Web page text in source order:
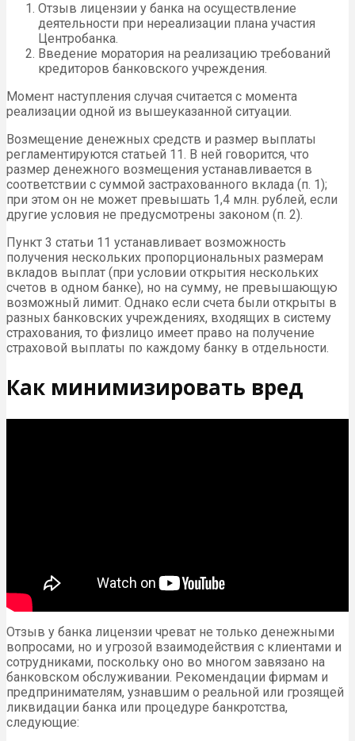
Отзыв лицензии у банка на осуществление
деятельности при нереализации плана участия
Центробанка.
Введение моратория на реализацию требований
кредиторов банковского учреждения.
Момент наступления случая считается с момента
реализации одной из вышеуказанной ситуации.
Возмещение денежных средств и размер выплаты
регламентируются статьей 11. В ней говорится, что
размер денежного возмещения устанавливается в
соответствии с суммой застрахованного вклада (п. 1);
при этом он не может превышать 1,4 млн. рублей, если
другие условия не предусмотрены законом (п. 2).
Пункт 3 статьи 11 устанавливает возможность
получения нескольких пропорциональных размерам
вкладов выплат (при условии открытия нескольких
счетов в одном банке), но на сумму, не превышающую
возможный лимит. Однако если счета были открыты в
разных банковских учреждениях, входящих в систему
страхования, то физлицо имеет право на получение
страховой выплаты по каждому банку в отдельности.
Как минимизировать вред
Отзыв у банка лицензии чреват не только денежными
вопросами, но и угрозой взаимодействия с клиентами и
сотрудниками, поскольку оно во многом завязано на
банковском обслуживании. Рекомендации фирмам и
предпринимателям, узнавшим о реальной или грозящей
ликвидации банка или процедуре банкротства,
следующие: